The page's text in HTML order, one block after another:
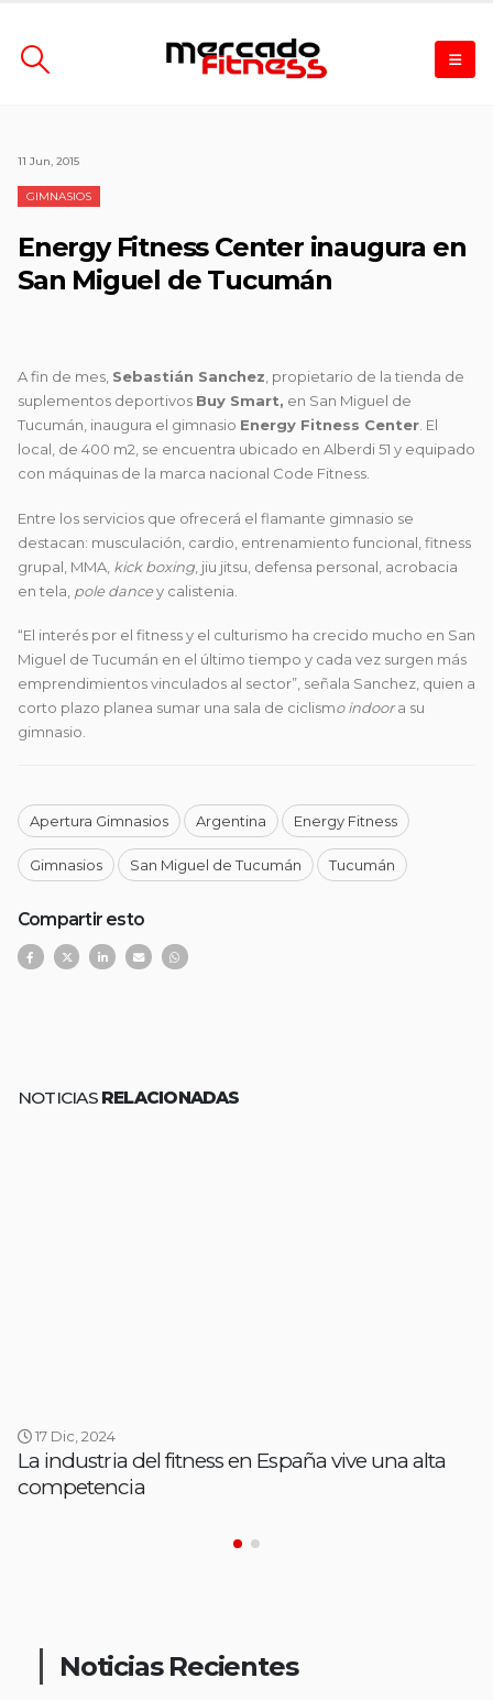
11 Jun, 2015
GIMNASIOS
Energy Fitness Center inaugura en
San Miguel de Tucumán
A fin de mes, Sebastián Sanchez , propietario de la tienda de
suplementos deportivos Buy Smart, en San Miguel de
Tucumán, inaugura el gimnasio Energy Fitness Center . El
local, de 400 m2, se encuentra ubicado en Alberdi 51 y equipado
con máquinas de la marca nacional Code Fitness.
Entre los servicios que ofrecerá el flamante gimnasio se
destacan: musculación, cardio, entrenamiento funcional, fitness
grupal, MMA, kick boxing, jiu jitsu, defensa personal, acrobacia
en tela, pole dancey calistenia.
“El interés por el fitness y el culturismo ha crecido mucho en San
Miguel de Tucumán en el último tiempo y cada vez surgen más
emprendimientos vinculados al sector”, señala Sanchez, quien a
corto plazo planea sumar una sala de ciclismo indoora su
gimnasio.
Apertura Gimnasios Argentina Energy Fitness
Gimnasios San Miguel de Tucumán Tucumán
Compartir esto
NOTICIAS RELACIONADAS
17 Dic, 2024
La industria del fitness en España vive una alta
competencia
Noticias Recientes